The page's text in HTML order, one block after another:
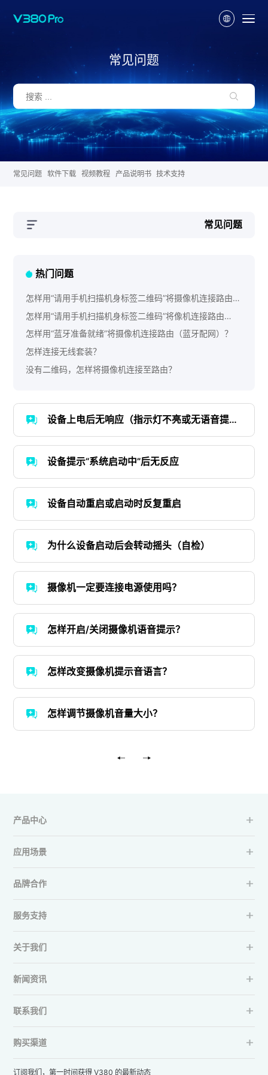
常见问题
常见问题 软件下载 视频教程 产品说明书 技术支持
常见问题
热门问题
怎样用“请用手机扫描机身标签二维码”将摄像机连接路由
（二维码配网）？
怎样用“请用手机扫描机身标签二维码”将像机连接路由
（AP热点配网）？
怎样用“蓝牙准备就绪”将摄像机连接路由（蓝牙配网）？
怎样连接无线套装？
没有二维码，怎样将摄像机连接至路由？
设备上电后无响应（指示灯不亮或无语音提
示）
设备提示“系统启动中”后无反应
设备自动重启或启动时反复重启
为什么设备启动后会转动摇头（自检）
摄像机一定要连接电源使用吗？
怎样开启/关闭摄像机语音提示？
怎样改变摄像机提示音语言？
怎样调节摄像机音量大小？
产品中心
应用场景
品牌合作
服务支持
关于我们
新闻资讯
联系我们
购买渠道
订阅我们，第一时间获得 V380 的最新动态